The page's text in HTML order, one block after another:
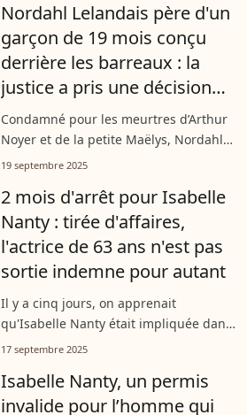
dans les Yvelines. Aujourd'hui, l'un
des...
Nordahl Lelandais père d'un
garçon de 19 mois conçu
derrière les barreaux : la
justice a pris une décision
après des gestes dénoncés
Condamné pour les meurtres d’Arthur
Noyer et de la petite Maëlys, Nordahl
Lelandais comparaît de nouveau ce
est devenu père en 2023. Mais...
19 septembre 2025
2 mois d'arrêt pour Isabelle
Nanty : tirée d'affaires,
l'actrice de 63 ans n'est pas
sortie indemne pour autant
Il y a cinq jours, on apprenait
qu'Isabelle Nanty était impliquée dans
un accident de la route. Plus de peur
que les jours de la comédienne
n'étaient...
17 septembre 2025
Isabelle Nanty, un permis
invalide pour l’homme qui